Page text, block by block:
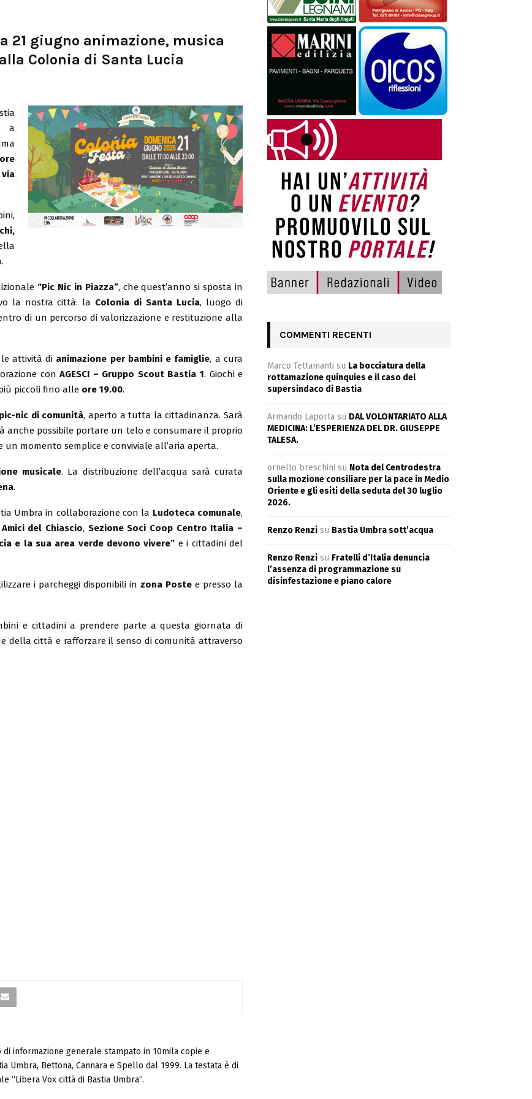
21 giugno animazione, musica
Colonia di Santa Lucia
a
via
“Pic Nic in Piazza”, che quest’anno si sposta in
la nostra città: la Colonia di Santa Lucia, luogo di
di un percorso di valorizzazione e restituzione alla
attività di animazione per bambini e famiglie, a cura
conAGESCI – Gruppo Scout Bastia 1. Giochi e
piccoli fino alle ore 19.00.
pic-nic di comunità, aperto a tutta la cittadinanza. Sarà
anche possibile portare un telo e consumare il proprio
momento semplice e conviviale all’aria aperta.
musicale. La distribuzione dell’acqua sarà curata
.
Umbra in collaborazione con la Ludoteca comunale,
del Chiascio, Sezione Soci Coop Centro Italia –
e la sua area verde devono vivere” e i cittadini del
i parcheggi disponibili in zona Poste e presso la
e cittadini a prendere parte a questa giornata di
della città e rafforzare il senso di comunità attraverso
informazione generale stampato in 10mila copie e
Umbra, Bettona, Cannara e Spello dal 1999. La testata è di
“Libera Vox città di Bastia Umbra”.
COMMENTI RECENTI
Marco Tettamanti su La bocciatura della
rottamazione quinquies e il caso del
supersindaco di Bastia
Armando Laporta su DAL VOLONTARIATO ALLA
MEDICINA: L’ESPERIENZA DEL DR. GIUSEPPE
TALESA.
ornello breschini su Nota del Centrodestra
sulla mozione consiliare per la pace in Medio
Oriente e gli esiti della seduta del 30 luglio
2026.
Renzo Renzi su Bastia Umbra sott’acqua
Renzo Renzi su Fratelli d’Italia denuncia
l’assenza di programmazione su
disinfestazione e piano calore